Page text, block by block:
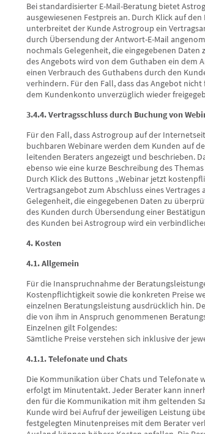
Bei standardisierter E-Mail-Beratung bietet
ausgewiesenen Festpreis an. Durch Klick auf
unterbreitet der Kunde Astrogroup ein
durch Übersendung der Antwort-E-Mail
nochmals Gelegenheit, die eingegebenen
des Angebots wird von dem Guthaben ein dem
einen Verbrauch des Guthabens durch den
verhindern. Für den Fall, dass das Angebot
dem Kundenkonto unverzüglich wieder
3.4.4. Vertragsschluss durch Buchung von
Für den Fall, dass Astrogroup auf der
buchbaren Webinare werden dem Kunden auf
leitenden Beraters angezeigt und beschrieben.
ebenso wie eine kurze Beschreibung des
Durch Klick des Buttons „Webinar jetzt
Vertragsangebot zum Abschluss eines
Gelegenheit, die eingegebenen Daten zu
des Kunden durch Übersendung einer
des Kunden bei Astrogroup wird ein
4. Kosten
4.1. Allgemein
Für die Inanspruchnahme der
Kostenpflichtigkeit sowie die konkreten Preise
einzelnen Beratungsleistung ausdrücklich hin.
die von ihm in Anspruch genommenen
Einzelnen gilt Folgendes:
Sämtliche Preise verstehen sich inklusive der
4.1.1. Telefonate und Chats
Die Kommunikation über Chats und Telefonate
erfolgt im Minutentakt. Jeder Berater kann
den für die Kommunikation mit ihm geltenden
Kunde wird bei Aufruf der jeweiligen Leistung
festgelegten Minutenpreises mit dem Berater